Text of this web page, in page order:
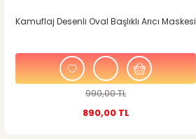
Kamuflaj Desenli Oval Başlıklı Arıcı Maskesi
990,00 TL
890,00 TL